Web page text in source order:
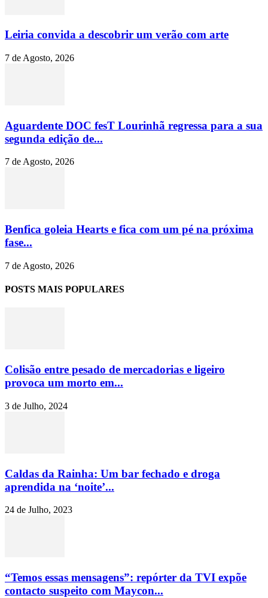
Leiria convida a descobrir um verão com arte
7 de Agosto, 2026
Aguardente DOC fesT Lourinhã regressa para a sua
segunda edição de...
7 de Agosto, 2026
Benfica goleia Hearts e fica com um pé na próxima
fase...
7 de Agosto, 2026
POSTS MAIS POPULARES
Colisão entre pesado de mercadorias e ligeiro
provoca um morto em...
3 de Julho, 2024
Caldas da Rainha: Um bar fechado e droga
aprendida na ‘noite’...
24 de Julho, 2023
“Temos essas mensagens”: repórter da TVI expõe
contacto suspeito com Maycon...